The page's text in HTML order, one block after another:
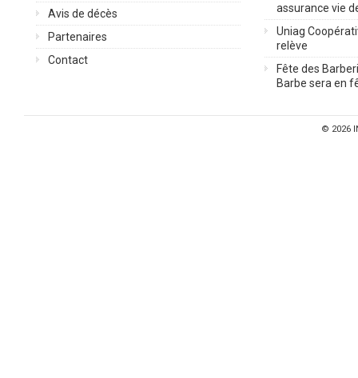
Avis de décès
Partenaires
Contact
assurance vie
Uniag
relève
Fête des
Barbe sera en
© 2026